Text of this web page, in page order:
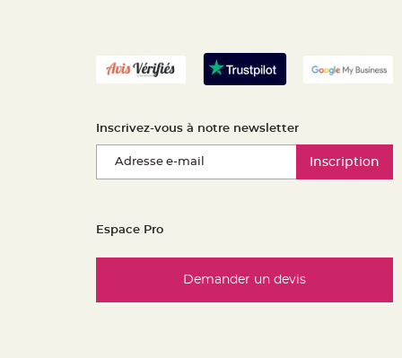
Inscrivez-vous à notre newsletter
Inscription
Espace Pro
Demander un devis